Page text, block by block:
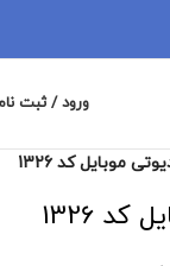
ورود / ثبت
موبایل کد 1326
1326